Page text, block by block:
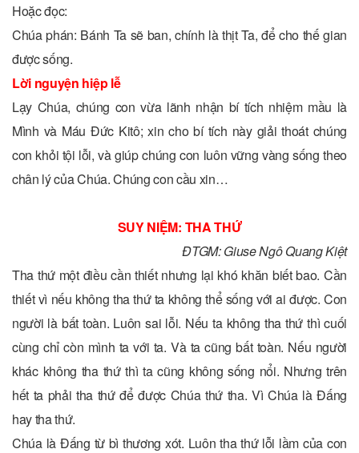
Hoặc đọc:
Chúa phán: Bánh Ta sẽ ban, chính là thịt Ta, để cho thế gian
được sống.
Lời nguyện hiệp lễ
Lạy Chúa, chúng con vừa lãnh nhận bí tích nhiệm mầu là
Mình và Máu Ðức Kitô; xin cho bí tích này giải thoát chúng
con khỏi tội lỗi, và giúp chúng con luôn vững vàng sống theo
chân lý của Chúa. Chúng con cầu xin…
SUY NIỆM: THA THỨ
ĐTGM: Giuse Ngô Quang Kiệt
Tha thứ một điều cần thiết nhưng lại khó khăn biết bao. Cần
thiết vì nếu không tha thứ ta không thể sống với ai được. Con
người là bất toàn. Luôn sai lỗi. Nếu ta không tha thứ thì cuối
cùng chỉ còn mình ta với ta. Và ta cũng bất toàn. Nếu người
khác không tha thứ thì ta cũng không sống nổi. Nhưng trên
hết ta phải tha thứ để được Chúa thứ tha. Vì Chúa là Đấng
hay tha thứ.
Chúa là Đấng từ bì thương xót. Luôn tha thứ lỗi lầm của con